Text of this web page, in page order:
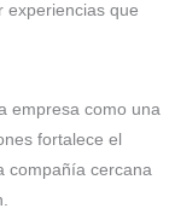
experiencias que
empresa como una
fortalece el
compañía cercana